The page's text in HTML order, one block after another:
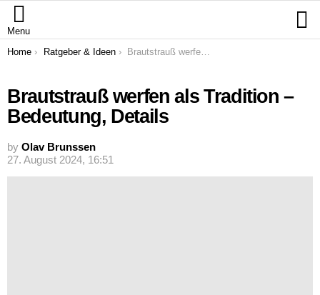
Menu
You are here:
Home Ratgeber & Ideen Brautstrauß werfen als Tradition – Bedeutung, Details
Brautstrauß werfen als Tradition –
Bedeutung, Details
by Olav Brunssen
27. August 2024, 16:51